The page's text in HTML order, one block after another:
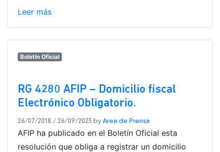
Leer más
Boletín Oficial
RG 4280 AFIP – Domicilio fiscal
Electrónico Obligatorio.
26/07/2018 / 26/09/2023 by Area de Prensa
AFIP ha publicado en el Boletín Oficial esta
resolución que obliga a registrar un domicilio